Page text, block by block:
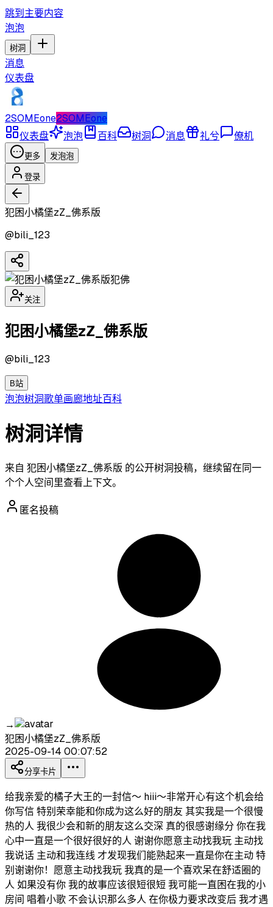
跳到主要内容
泡泡
树洞
消息
仪表盘
2SOMEone2SOMEone
仪表盘
泡泡 百科 树洞 消息 礼兮 僚机
更多 发泡泡
登录
犯困小橘堡zZ_佛系版
@bili_123
犯佛
关注
犯困小橘堡zZ_佛系版
@bili_123
B站
泡泡树洞歌单画廊地址百科
树洞详情
来自 犯困小橘堡zZ_佛系版 的公开树洞投稿，继续留在同一
个个人空间里查看上下文。
匿名投稿
→
犯困小橘堡zZ_佛系版
2025-09-14 00:07:52
分享卡片
给我亲爱的橘子大王的一封信～ hiii～非常开心有这个机会给
你写信 特别荣幸能和你成为这么好的朋友 其实我是一个很慢
热的人 我很少会和新的朋友这么交深 真的很感谢缘分 你在我
心中一直是一个很好很好的人 谢谢你愿意主动找我玩 主动找
我说话 主动和我连线 才发现我们能熟起来一直是你在主动 特
别谢谢你！愿意主动找我玩 我真的是一个喜欢呆在舒适圈的
人 如果没有你 我的故事应该很短很短 我可能一直困在我的小
房间 唱着小歌 不会认识那么多人 在你极力要求改变后 我才遇